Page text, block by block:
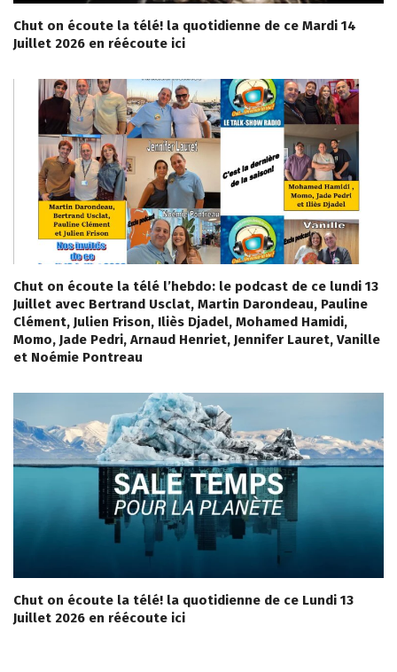
Chut on écoute la télé! la quotidienne de ce Mardi 14
Juillet 2026 en réécoute ici
Chut on écoute la télé l’hebdo: le podcast de ce lundi 13
Juillet avec Bertrand Usclat, Martin Darondeau, Pauline
Clément, Julien Frison, Iliès Djadel, Mohamed Hamidi,
Momo, Jade Pedri, Arnaud Henriet, Jennifer Lauret, Vanille
et Noémie Pontreau
Chut on écoute la télé! la quotidienne de ce Lundi 13
Juillet 2026 en réécoute ici